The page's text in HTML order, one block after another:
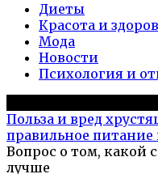
Диеты
Красота и
Мода
Новости
Психология и
Польза и вред
правильное
Вопрос о том, какой
лучше